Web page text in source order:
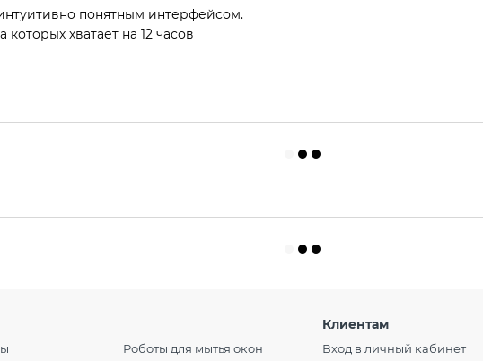
понятным интерфейсом.
хватает на 12 часов
Роботы для мытья окон
Клиентам
Вход в личный кабинет